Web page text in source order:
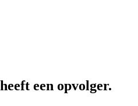
een opvolger.